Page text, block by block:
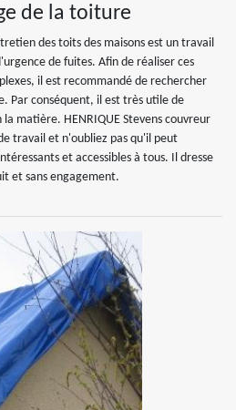
de la toiture
des toits des maisons est un travail
de fuites. Afin de réaliser ces
il est recommandé de rechercher
Par conséquent, il est très utile de
matière. HENRIQUE Stevens couvreur
travail et n'oubliez pas qu'il peut
et accessibles à tous. Il dresse
et sans engagement.